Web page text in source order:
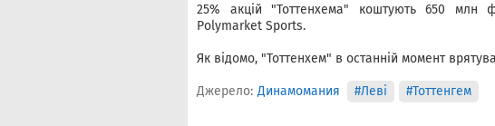
25% акцій "Тоттенхема" коштують 650 млн
Polymarket Sports.
Як відомо, "Тоттенхем" в останній момент
Джерело: Динамомания #Леві #Тоттенгем